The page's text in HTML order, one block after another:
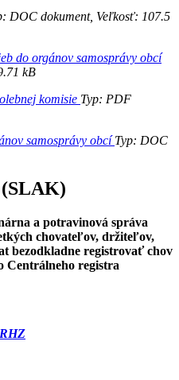
DOC dokument, Veľkosť: 107.5
do orgánov samosprávy obcí
kB
komisie Typ: PDF
samosprávy obcíTyp: DOC
a potravinová správa
chovateľov, držiteľov,
bezodkladne registrovať chov
Centrálneho registra